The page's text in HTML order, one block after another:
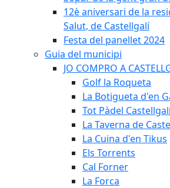
12è aniversari de la
Salut, de Castellgalí
Festa del panellet 2024
Guia del municipi
JO COMPRO A
Golf la Roqueta
La Botigueta d'en
Tot Pàdel
La Taverna de
La Cuina d'en Tikus
Els Torrents
Cal Forner
La Forca